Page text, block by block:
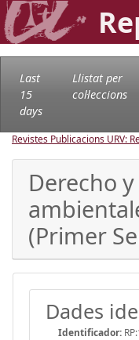
Last
15
days
Llistat per
col·leccions
Revistes Publicacions URV:
Derecho
(Primer
Dades
Identificador: